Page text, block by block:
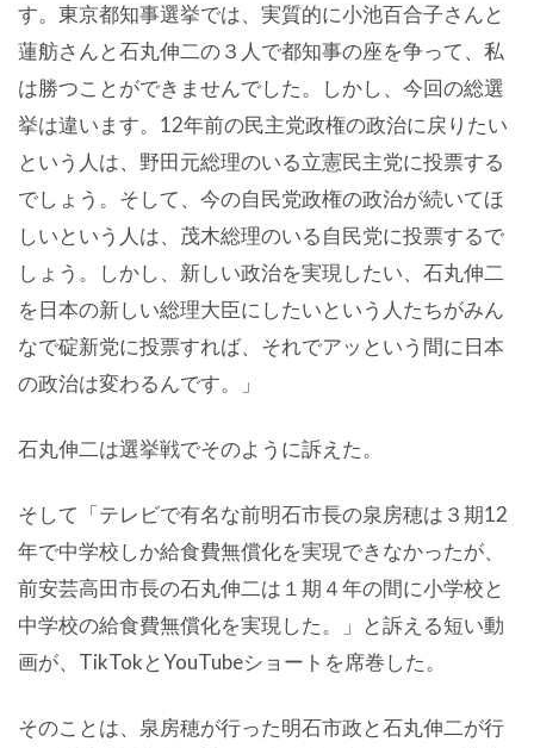
す。東京都知事選挙では、実質的に小池百合子さんと
蓮舫さんと石丸伸二の３人で都知事の座を争って、私
は勝つことができませんでした。しかし、今回の総選
挙は違います。12年前の民主党政権の政治に戻りたい
という人は、野田元総理のいる立憲民主党に投票する
でしょう。そして、今の自民党政権の政治が続いてほ
しいという人は、茂木総理のいる自民党に投票するで
しょう。しかし、新しい政治を実現したい、石丸伸二
を日本の新しい総理大臣にしたいという人たちがみん
なで碇新党に投票すれば、それでアッという間に日本
の政治は変わるんです。」
石丸伸二は選挙戦でそのように訴えた。
そして「テレビで有名な前明石市長の泉房穂は３期12
年で中学校しか給食費無償化を実現できなかったが、
前安芸高田市長の石丸伸二は１期４年の間に小学校と
中学校の給食費無償化を実現した。」と訴える短い動
画が、TikTokとYouTubeショートを席巻した。
そのことは、泉房穂が行った明石市政と石丸伸二が行